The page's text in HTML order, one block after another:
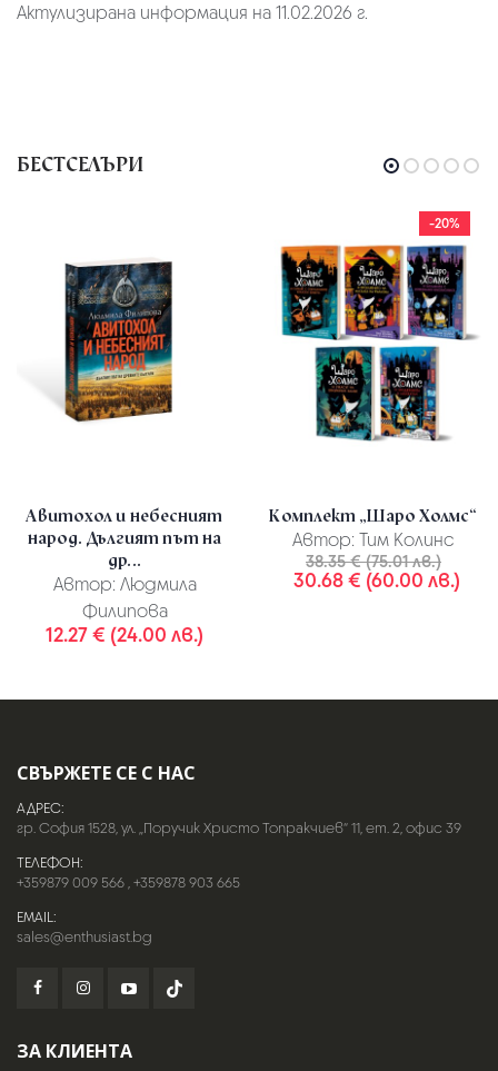
Актулизирана информация на 11.02.2026 г.
БЕСТСЕЛЪРИ
Авитохол и небесният
народ. Дългият път на
др...
Автор: Людмила
Филипова
12.27 € (24.00 лв.)
-20%
Комплект „Шаро Холмс“
Автор: Тим Колинс
38.35 € (75.01 лв.)
30.68 € (60.00 лв.)
СВЪРЖЕТЕ СЕ С НАС
АДРЕС:
гр. София 1528, ул. „Поручик Христо Топракчиев“ 11, ет. 2, офис 39
ТЕЛЕФОН:
+359879 009 566,+359878 903 665
EMAIL:
sales@enthusiast.bg
ЗА КЛИЕНТА